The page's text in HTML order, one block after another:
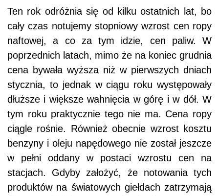
Ten rok odróżnia się od kilku ostatnich lat, bo
cały czas notujemy stopniowy wzrost cen ropy
naftowej, a co za tym idzie, cen paliw. W
poprzednich latach, mimo że na koniec grudnia
cena bywała wyższa niż w pierwszych dniach
stycznia, to jednak w ciągu roku występowały
dłuższe i większe wahnięcia w górę i w dół. W
tym roku praktycznie tego nie ma. Cena ropy
ciągle rośnie. Również obecnie wzrost kosztu
benzyny i oleju napędowego nie został jeszcze
w pełni oddany w postaci wzrostu cen na
stacjach. Gdyby założyć, że notowania tych
produktów na światowych giełdach zatrzymają